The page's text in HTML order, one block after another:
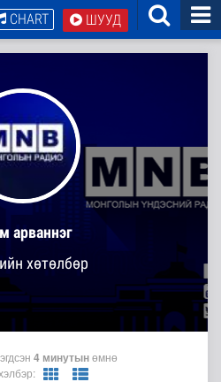
ШУУД
CHART
арваннэг
хөтөлбөр
4 минутынөмнө